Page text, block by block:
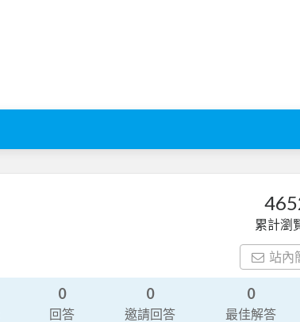
累計瀏
站內
0
回答
0
邀請回答
0
最佳解答